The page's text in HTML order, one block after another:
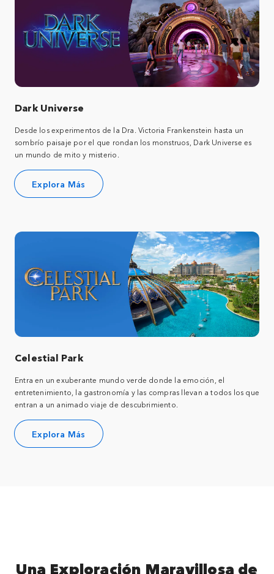
Dark Universe
Desde los experimentos de la Dra. Victoria Frankenstein hasta un
sombrío paisaje por el que rondan los monstruos, Dark Universe es
un mundo de mito y misterio.
Explora Más
Celestial Park
Entra en un exuberante mundo verde donde la emoción, el
entretenimiento, la gastronomía y las compras llevan a todos los que
entran a un animado viaje de descubrimiento.
Explora Más
Una Exploración Maravillosa de